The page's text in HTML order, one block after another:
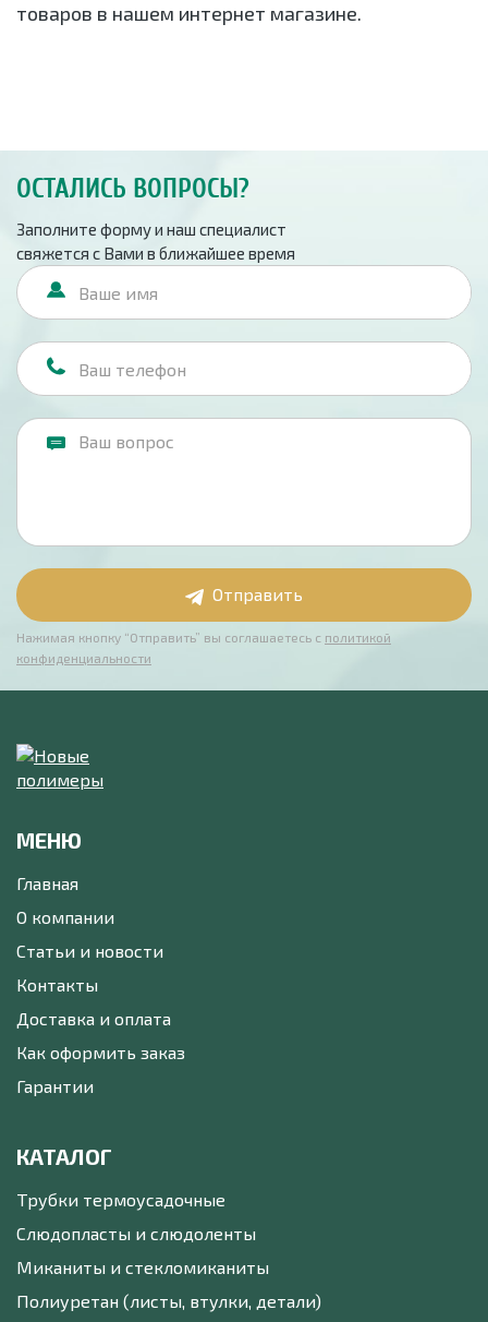
товаров в нашем интернет магазине.
ОСТАЛИСЬ ВОПРОСЫ?
Заполните форму и наш специалист
свяжется с Вами в ближайшее время
Отправить
Нажимая кнопку “Отправить” вы соглашаетесь с политикой
конфиденциальности
МЕНЮ
Главная
О компании
Статьи и новости
Контакты
Доставка и оплата
Как оформить заказ
Гарантии
КАТАЛОГ
Трубки термоусадочные
Слюдопласты и слюдоленты
Миканиты и стекломиканиты
Полиуретан (листы, втулки, детали)